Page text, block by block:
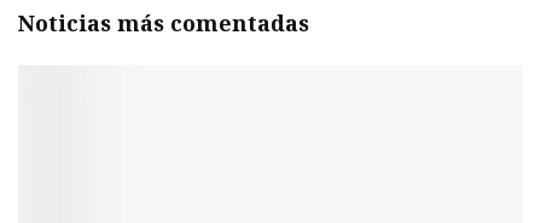
Noticias más comentadas